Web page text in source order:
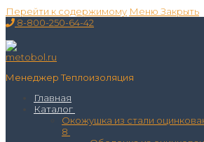
Перейти к содержимому Меню Закрыть
8-800-250-64-42
Менеджер Теплоизоляция
Главная
Каталог
Окожушка из стали
8